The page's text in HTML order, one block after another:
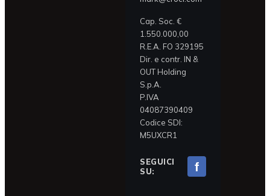
Cap. Soc. €
1.550.000,00
R.E.A. FO 329195
Dir. e contr. IN &
OUT Holding
S.p.A.
P.IVA
04087390409
Codice SDI:
M5UXCR1
SEGUICI
SU:
f